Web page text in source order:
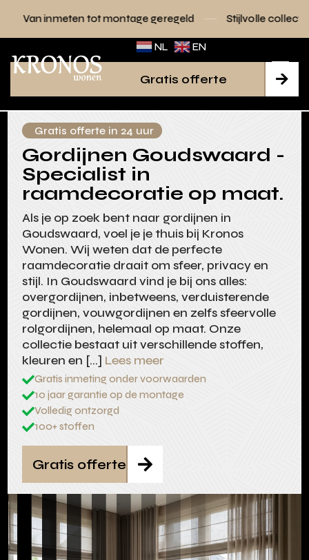
tot montage geregeld Stijlvolle collecties voor elk
NL EN

Gratis offerte
Gratis offerte in 24 uur
Gordijnen Goudswaard -
Specialist in
raamdecoratie op maat.
Als je op zoek bent naar gordijnen in
Goudswaard, voel je je thuis bij Kronos
Wonen. Wij weten dat de perfecte
raamdecoratie draait om sfeer, privacy en
stijl. In Goudswaard vind je bij ons alles:
overgordijnen, inbetweens, verduisterende
gordijnen, vouwgordijnen en zelfs sfeervolle
rolgordijnen, helemaal op maat. Onze
collectie bestaat uit verschillende stoffen,
kleuren en […] Lees meer
Gratis inmeting onder voorwaarden
10 jaar garantie op de montage
Volledig ontzorgd
100+ stoffen

Gratis offerte